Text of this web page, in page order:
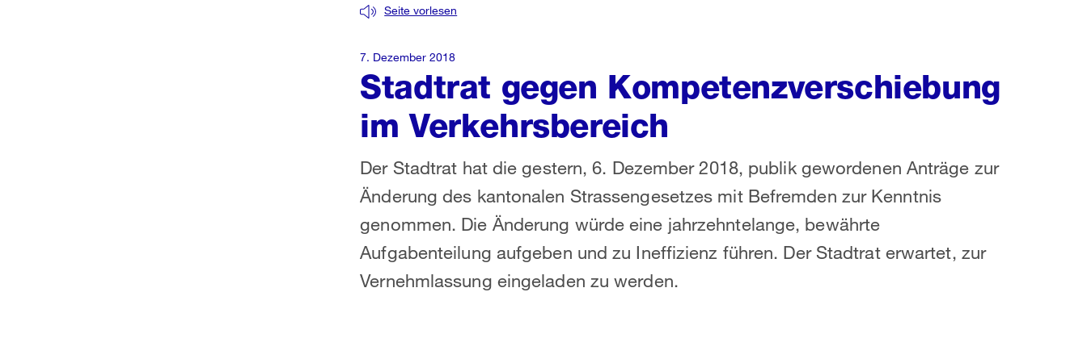
Stadtrat gegen Kompetenzverschiebung
im Verkehrsbereich
Seite vorlesen
Der Stadtrat hat die gestern, 6. Dezember 2018, publik gewordenen Anträge zur
Änderung des kantonalen Strassengesetzes mit Befremden zur Kenntnis
genommen. Die Änderung würde eine jahrzehntelange, bewährte
Aufgabenteilung aufgeben und zu Ineffizienz führen. Der Stadtrat erwartet, zur
Vernehmlassung eingeladen zu werden.
7. Dezember 2018